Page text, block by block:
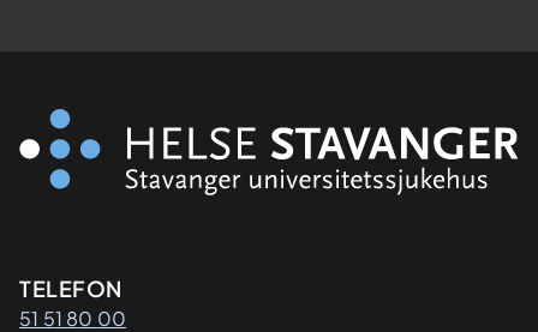
Kontaktinformasjon
TELEFON
51 51 80 00